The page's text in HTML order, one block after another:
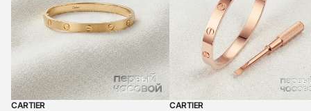
CARTIER
CARTIER